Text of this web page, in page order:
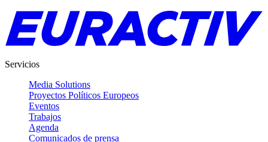
Servicios
Media Solutions
Proyectos Políticos Europeos
Eventos
Trabajos
Agenda
Comunicados de prensa